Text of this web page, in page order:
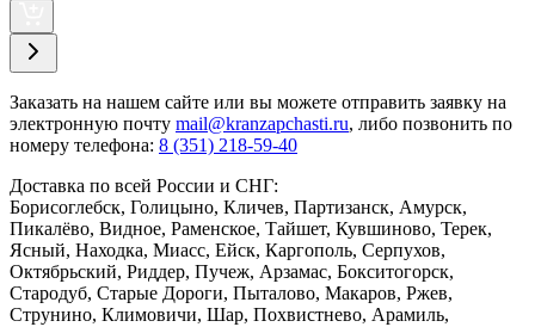
Заказать на нашем сайте или вы можете отправить заявку на
электронную почту mail@kranzapchasti.ru, либо позвонить по
номеру телефона: 8 (351) 218-59-40
Доставка по всей России и СНГ:
Борисоглебск, Голицыно, Кличев, Партизанск, Амурск,
Пикалёво, Видное, Раменское, Тайшет, Кувшиново, Терек,
Ясный, Находка, Миасс, Ейск, Каргополь, Серпухов,
Октябрьский, Риддер, Пучеж, Арзамас, Бокситогорск,
Стародуб, Старые Дороги, Пыталово, Макаров, Ржев,
Струнино, Климовичи, Шар, Похвистнево, Арамиль,